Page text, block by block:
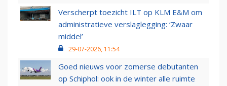
Verscherpt toezicht ILT op KLM E&M om
administratieve verslaglegging: ‘Zwaar
middel’
29-07-2026, 11:54
Goed nieuws voor zomerse debutanten
op Schiphol: ook in de winter alle ruimte